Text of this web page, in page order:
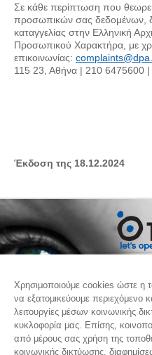
Σε κάθε περίπτωση που
προσωπικών σας δεδομένων,
καταγγελίας στην Ελληνική
Προσωπικού Χαρακτήρα, με
επικοινωνίας:
115 23, Αθήνα | 210 6475600 |
Έκδοση της 18.12.2024
THEA
Χρησιμοποιούμε cookies ώστε η
να εξατομικεύουμε περιεχόμενο
λειτουργίες μέσων κοινωνικής
κυκλοφορία μας. Επίσης,
από μέρους σας χρήση της
κοινωνικής δικτύωσης,